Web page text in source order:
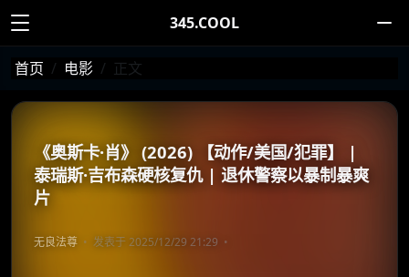
345.COOL
首页 电影 正文
《奥斯卡·肖》 (2026) 【动作/美国/犯罪】 |
泰瑞斯·吉布森硬核复仇 | 退休警察以暴制暴爽
片
无良法尊 发表于 2025/12/29 21:29